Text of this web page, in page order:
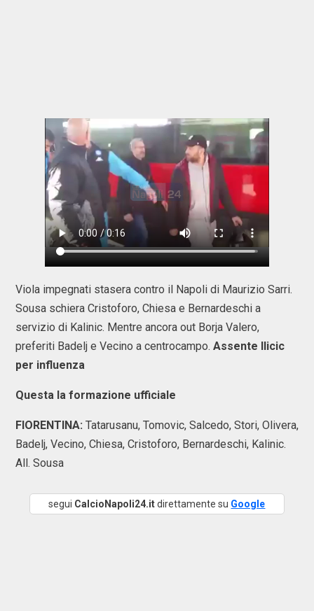
Viola impegnati stasera contro il Napoli di Maurizio Sarri.
Sousa schiera Cristoforo, Chiesa e Bernardeschi a
servizio di Kalinic. Mentre ancora out Borja Valero,
preferiti Badelj e Vecino a centrocampo. Assente Ilicic
per influenza
Questa la formazione ufficiale
FIORENTINA: Tatarusanu, Tomovic, Salcedo, Stori, Olivera,
Badelj, Vecino, Chiesa, Cristoforo, Bernardeschi, Kalinic.
All. Sousa
segui CalcioNapoli24.itdirettamente su Google